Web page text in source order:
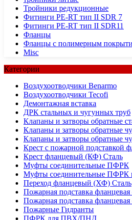
Тройники редукционные
Фитинги PE-RT тип II SDR 7
Фитинги PE-RT тип II SDR11
Фланцы
Фланцы с полимерным
Misc
Категории
Воздухоотводчики Benarmo
Воздухоотводчики Tecofi
Демонтажная вставка
ДРК стальных и чугунных труб
Клапаны и затворы обратные
Клапаны и затворы обратные
Клапаны и затворы обратные
Крест с пожарной
Крест фланцевый (КФ) Сталь
Муфты соединительные ПФРК
Муфты соединительные ПФРК
Переход фланцевый (ХФ) Сталь
Пожарная подставка фланцевая
Пожарная подставка
Пожарные Гидранты
ПФРК для ПВХ/ПНД